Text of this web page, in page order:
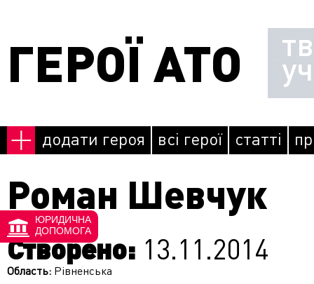
ГЕРОЇ АТО
додати героя всі герої статті
Роман Шевчук
Створено: 13.11.2014
Область: Рівненська
ЮРИДИЧНА
ДОПОМОГА